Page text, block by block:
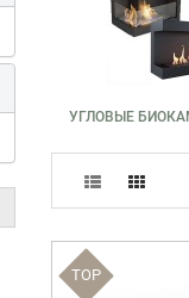
УГЛОВЫЕ
TOP